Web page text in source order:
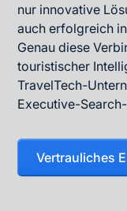
nur innovative
auch erfolgreich
Genau diese
touristischer
TravelTech-
Executive-
Vertrauliches